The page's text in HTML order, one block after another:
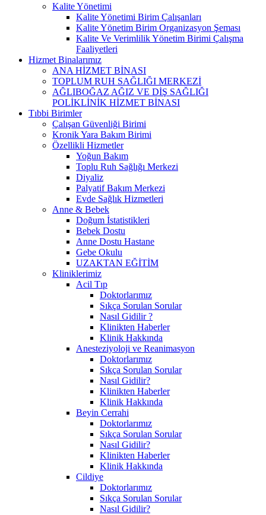
Kalite Yönetimi
Kalite Yönetimi Birim Çalışanları
Kalite Yönetim Birim Organizasyon Şeması
Kalite Ve Verimlilik Yönetim Birimi Çalışma
Faaliyetleri
Hizmet Binalarımız
ANA HİZMET BİNASI
TOPLUM RUH SAĞLIĞI MERKEZİ
AĞLIBOĞAZ AĞIZ VE DİŞ SAĞLIĞI
POLİKLİNİK HİZMET BİNASI
Tıbbi Birimler
Çalışan Güvenliği Birimi
Kronik Yara Bakım Birimi
Özellikli Hizmetler
Yoğun Bakım
Toplu Ruh Sağlığı Merkezi
Diyaliz
Palyatif Bakım Merkezi
Evde Sağlık Hizmetleri
Anne & Bebek
Doğum İstatistikleri
Bebek Dostu
Anne Dostu Hastane
Gebe Okulu
UZAKTAN EĞİTİM
Kliniklerimiz
Acil Tıp
Doktorlarımız
Sıkça Sorulan Sorular
Nasıl Gidilir ?
Klinikten Haberler
Klinik Hakkında
Anesteziyoloji ve Reanimasyon
Doktorlarımız
Sıkça Sorulan Sorular
Nasıl Gidilir?
Klinikten Haberler
Klinik Hakkında
Beyin Cerrahi
Doktorlarımız
Sıkça Sorulan Sorular
Nasıl Gidilir?
Klinikten Haberler
Klinik Hakkında
Cildiye
Doktorlarımız
Sıkça Sorulan Sorular
Nasıl Gidilir?